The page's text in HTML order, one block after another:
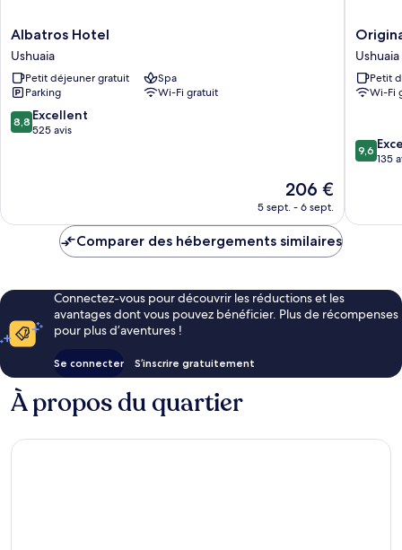
Albatros
Hotel
Ushuaia
Albatros Hotel
Ushuaia
Petit déjeuner gratuit
Spa
Parking
Wi-Fi gratuit
8.8
sur
8,8 Excellent
525 avis
Le
nouveau
est
de
206 €
5 sept. - 6 sept.
Original
House
Hotel
Ushuaia
Ushuaia
Petit
Wi-Fi
9.6
sur
9,6
135
Comparer des hébergements similaires
Connectez-vous pour découvrir les réductions et les
avantages dont vous pouvez bénéficier. Plus de récompenses
pour plus d’aventures !
Se connecter S’inscrire gratuitement
À propos du quartier